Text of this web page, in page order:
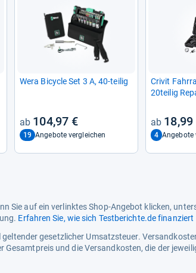
Wera Bicy­cle Set 3 A, 40-​tei­lig
104,97 €
19 Angebote vergleichen
Cri­vit
20tei­lig
18,99
4 Angebote
Sie auf ein verlinktes Shop-Angebot klicken,
Erfahren Sie, wie sich Testberichte.de finanziert
gesetzlicher Umsatzsteuer.
und die Versandkosten, die der